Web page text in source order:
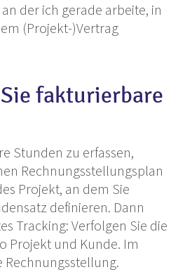
der ich gerade arbeite, in
(Projekt-)Vertrag
fakturierbare
Stunden zu erfassen,
Rechnungsstellungsplan
Projekt, an dem Sie
definieren. Dann
Tracking: Verfolgen Sie die
Projekt und Kunde. Im
Rechnungsstellung.